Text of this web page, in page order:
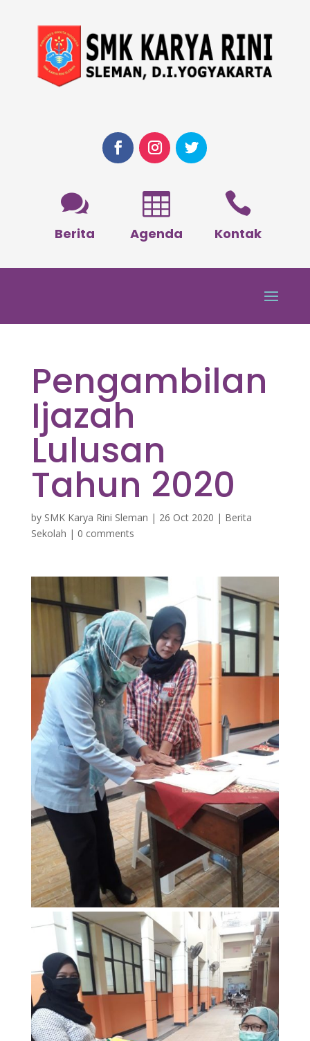

Kontak

Agenda

Berita
Pengambilan
Ijazah
Lulusan
Tahun 2020
by SMK Karya Rini Sleman | 26 Oct 2020 | Berita
Sekolah | 0 comments